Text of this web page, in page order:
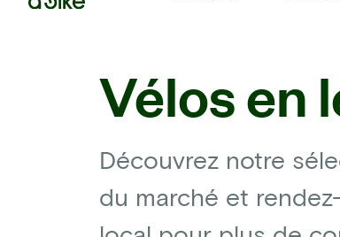
Vélos en
Découvrez notre
du marché et